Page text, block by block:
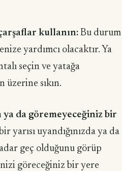
kullanın: Bu durum
yardımcı olacaktır. Ya
seçin ve yatağa
üzerine sıkın.
ya da göremeyeceğiniz bir
yarısı uyandığınızda ya da
geç olduğunu görüp
göreceğiniz bir yere